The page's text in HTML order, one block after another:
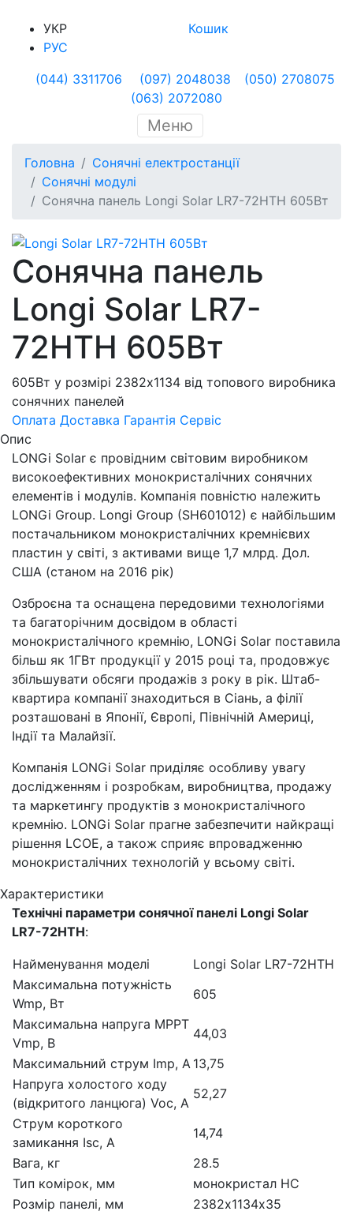
УКР
РУС
Кошик
(044) 3311706 (097) 2048038
(050) 2708075
(063) 2072080
Меню
Головна
Сонячні електростанції
Сонячні модулі
Сонячна панель Longi Solar LR7-72HTH 605Вт
Сонячна панель
Longi Solar LR7-
72HTH 605Вт
605Вт у розмірі 2382х1134 від топового виробника
сонячних панелей
Оплата Доставка Гарантія Сервіс
Опис
LONGi Solar є провідним світовим виробником
високоефективних монокристалічних сонячних
елементів і модулів. Компанія повністю належить
LONGi Group. Longi Group (SH601012) є найбільшим
постачальником монокристалічних кремнієвих
пластин у світі, з активами вище 1,7 млрд. Дол.
США (станом на 2016 рік)
Озброєна та оснащена передовими технологіями
та багаторічним досвідом в області
монокристалічного кремнію, LONGi Solar поставила
більш як 1ГВт продукції у 2015 році та, продовжує
збільшувати обсяги продажів з року в рік. Штаб-
квартира компанії знаходиться в Сіань, а філії
розташовані в Японії, Європі, Північній Америці,
Індії та Малайзії.
Компанія LONGi Solar приділяє особливу увагу
дослідженням і розробкам, виробництва, продажу
та маркетингу продуктів з монокристалічного
кремнію. LONGi Solar прагне забезпечити найкращі
рішення LCOE, а також сприяє впровадженню
монокристалічних технологій у всьому світі.
Характеристики
Технічні параметри сонячної панелі Longi Solar
LR7-72HTH:
Найменування моделі
Longi Solar LR7-72HTH
Максимальна потужність
Wmp, Вт
605
Максимальна напруга МРРТ
Vmp, В
44,03
Максимальний струм Imp, А 13,75
Напруга холостого ходу
(відкритого ланцюга) Voc, A
52,27
Струм короткого
замикання Isc, A
14,74
Вага, кг
28.5
Тип комірок, мм
монокристал HC
Розмір панелі, мм
2382х1134х35